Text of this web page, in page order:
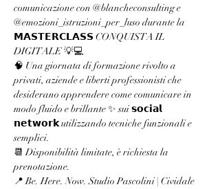
comunicazione con @blancheconsulting e
@emozioni_istruzioni_per_luso durante la
𝗠𝗔𝗦𝗧𝗘𝗥𝗖𝗟𝗔𝗦𝗦 CONQUISTA IL
DIGITALE 💡💻
🧠 Una giornata di formazione rivolto a
privati, aziende e liberti professionisti che
desiderano apprendere come comunicare in
modo fluido e brillante ✨ sui 𝘀𝗼𝗰𝗶𝗮𝗹
𝗻𝗲𝘁𝘄𝗼𝗿𝗸 utilizzando tecniche funzionali e
semplici.
📆 Disponibilità limitate, è richiesta la
prenotazione.
📍 Be. Here. Now. Studio Pascolini | Cividale